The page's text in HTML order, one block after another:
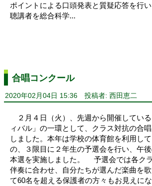
ポイントによる口頭発表と質疑応答を行
聴講者を総合科学...
合唱コンクール
2020年02月04日 15:36 投稿者: 西田恵二
２月４日（火）、先週から開催してい
ィバル」の一環として、クラス対抗の合
しました。本年は学校の体育館を利用し
の、３限目に２年生の予選会を行い、午
本選を実施しました。 予選会では各ク
伴奏に合わせ、自分たちが選んだ楽曲を
て60名を超える保護者の方々もお見えに